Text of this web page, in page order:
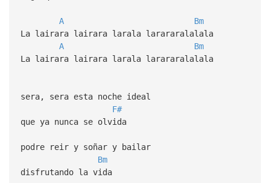
A
Bm
La lairara lairara larala larararalalala
A
Bm
La lairara lairara larala larararalalala
sera, sera esta noche ideal
F#
que ya nunca se olvida
podre reir y soñar y bailar
Bm
disfrutando la vida